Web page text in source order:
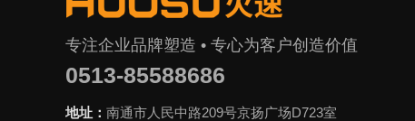
专注企业品牌塑造 • 专心为客户创造价值
0513-85588686
地址： 南通市人民中路209号京扬广场D723室